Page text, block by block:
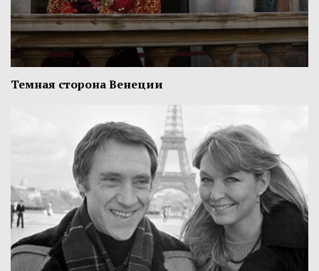
Темная сторона Венеции